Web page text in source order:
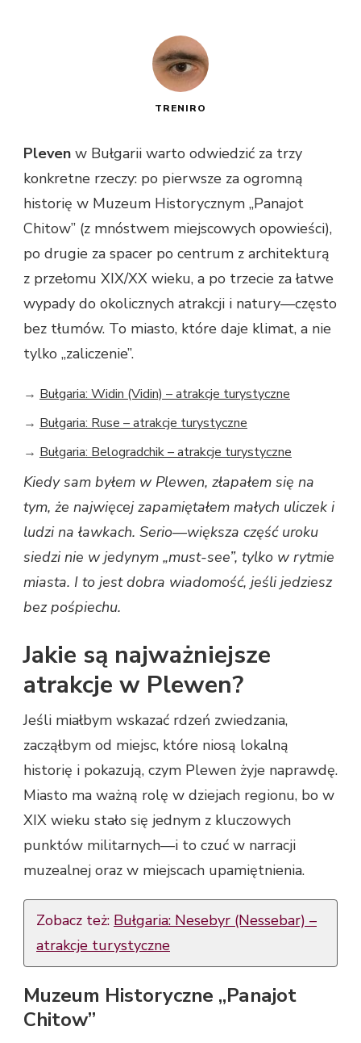
TRENIRO
Pleven w Bułgarii warto odwiedzić za trzy
konkretne rzeczy: po pierwsze za ogromną
historię w Muzeum Historycznym „Panajot
Chitow” (z mnóstwem miejscowych opowieści),
po drugie za spacer po centrum z architekturą
z przełomu XIX/XX wieku, a po trzecie za łatwe
wypady do okolicznych atrakcji i natury—często
bez tłumów. To miasto, które daje klimat, a nie
tylko „zaliczenie”.
→ Bułgaria: Widin (Vidin) – atrakcje turystyczne
→ Bułgaria: Ruse – atrakcje turystyczne
→ Bułgaria: Belogradchik – atrakcje turystyczne
Kiedy sam byłem w Plewen, złapałem się na
tym, że najwięcej zapamiętałem małych uliczek i
ludzi na ławkach. Serio—większa część uroku
siedzi nie w jedynym „must-see”, tylko w rytmie
miasta. I to jest dobra wiadomość, jeśli jedziesz
bez pośpiechu.
Jakie są najważniejsze
atrakcje w Plewen?
Jeśli miałbym wskazać rdzeń zwiedzania,
zacząłbym od miejsc, które niosą lokalną
historię i pokazują, czym Plewen żyje naprawdę.
Miasto ma ważną rolę w dziejach regionu, bo w
XIX wieku stało się jednym z kluczowych
punktów militarnych—i to czuć w narracji
muzealnej oraz w miejscach upamiętnienia.
Zobacz też: Bułgaria: Nesebyr (Nessebar) –
atrakcje turystyczne
Muzeum Historyczne „Panajot
Chitow”